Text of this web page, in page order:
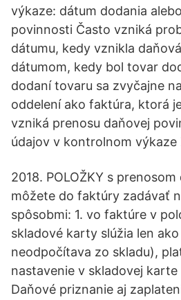
výkaze: dátum dodania
povinnosti Často vzniká
dátumu, kedy vznikla
dátumom, kedy bol tovar
dodaní tovaru sa zvyčajne
oddelení ako faktúra, ktorá
vzniká prenosu daňovej
údajov v kontrolnom výkaze
2018. POLOŽKY s
môžete do faktúry zadávať
spôsobmi: 1. vo faktúre v
skladové karty slúžia len
neodpočítava zo skladu),
nastavenie v skladovej
Daňové priznanie aj